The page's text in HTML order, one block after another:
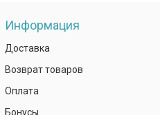
Информация
Доставка
Возврат товаров
Оплата
Бонусы